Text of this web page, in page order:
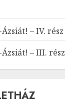
– IV. rész
– III. rész